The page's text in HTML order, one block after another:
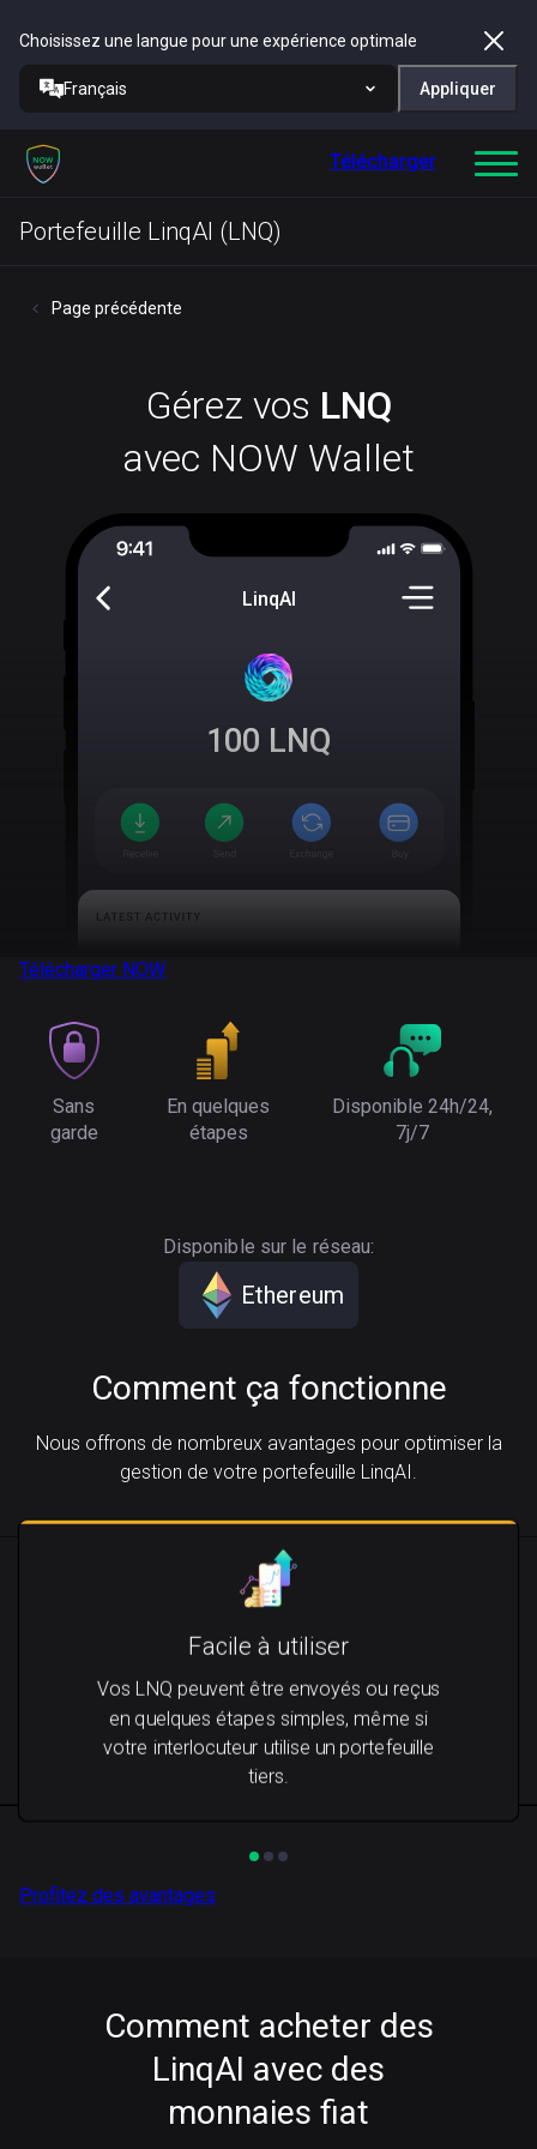
Choisissez une langue pour une expérience optimale
Français Appliquer
Télécharger
Portefeuille LinqAI (LNQ)
Page précédente
Gérez vos LNQ
avec NOW Wallet
LinqAI
100 LNQ
Télécharger NOW
Sans
garde
En quelques
étapes
Disponible 24h/24,
7j/7
Disponible sur le réseau:
Ethereum
Comment ça fonctionne
Nous offrons de nombreux avantages pour optimiser la
gestion de votre portefeuille LinqAI.
Facile à utiliser
Vos LNQ peuvent être envoyés ou reçus
en quelques étapes simples, même si
votre interlocuteur utilise un portefeuille
tiers.
Profitez des avantages
Comment acheter des
LinqAI avec des
monnaies fiat